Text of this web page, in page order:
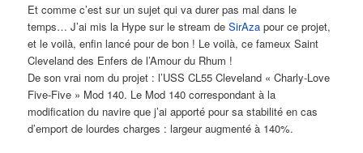
Et comme c’est sur un sujet qui va durer pas mal dans le
temps… J’ai mis la Hype sur le stream deSirAza pour ce projet,
et le voilà, enfin lancé pour de bon ! Le voilà, ce fameux Saint
Cleveland des Enfers de l’Amour du Rhum !
De son vrai nom du projet : l’USS CL55 Cleveland « Charly-Love
Five-Five » Mod 140. Le Mod 140 correspondant à la
modification du navire que j’ai apporté pour sa stabilité en cas
d’emport de lourdes charges : largeur augmenté à 140%.